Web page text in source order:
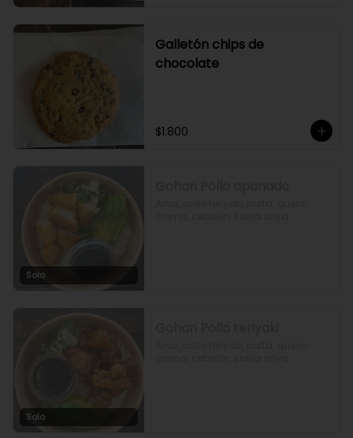
Galletón chips de
chocolate
$1.800
Solo
Solo